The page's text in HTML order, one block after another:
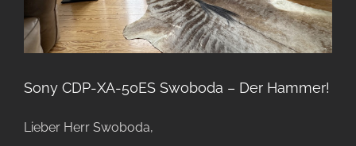
Sony CDP-XA-50ES Swoboda – Der Hammer!
Lieber Herr Swoboda,